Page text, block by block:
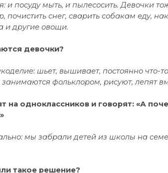
и посуду мыть, и пылесосить. Девочки
почистить снег, сварить собакам еду,
и другие овощи.
девочки?
шьет, вышивает, постоянно что-
фольклором, рисуют, лепят
на одноклассников и говорят: «А
мы забрали детей из школы на
такое решение?